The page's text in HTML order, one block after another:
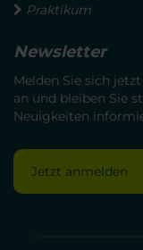
Praktikum
Newsletter
Melden Sie sich
an und bleiben Sie
Neuigkeiten
Jetzt anmelden